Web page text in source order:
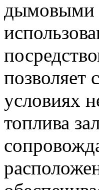
дымовыми
позволяет
условиях
топлива